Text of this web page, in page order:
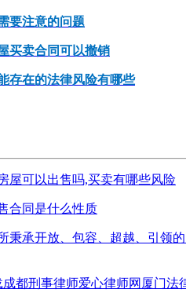
要注意的问题
买卖合同可以撤销
存在的法律风险有哪些
屋可以出售吗,买卖有哪些风险
合同是什么性质
秉承开放、包容、超越、引领
成都刑事律师爱心律师网 厦门法